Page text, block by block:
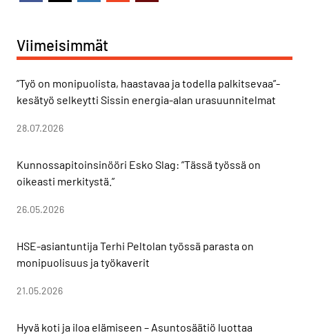
Viimeisimmät
”Työ on monipuolista, haastavaa ja todella palkitsevaa”-
kesätyö selkeytti Sissin energia-alan urasuunnitelmat
28.07.2026
Kunnossapitoinsinööri Esko Slag: ”Tässä työssä on
oikeasti merkitystä.”
26.05.2026
HSE-asiantuntija Terhi Peltolan työssä parasta on
monipuolisuus ja työkaverit
21.05.2026
Hyvä koti ja iloa elämiseen – Asuntosäätiö luottaa